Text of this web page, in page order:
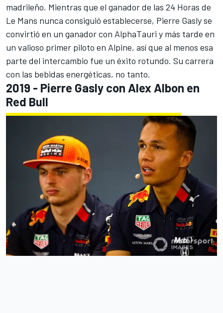
madrileño. Mientras que el ganador de las 24 Horas de
Le Mans nunca consiguió establecerse, Pierre Gasly se
convirtió en un ganador con AlphaTauri y más tarde en
un valioso primer piloto en Alpine, así que al menos esa
parte del intercambio fue un éxito rotundo. Su carrera
con las bebidas energéticas, no tanto.
2019 - Pierre Gasly con Alex Albon en
Red Bull